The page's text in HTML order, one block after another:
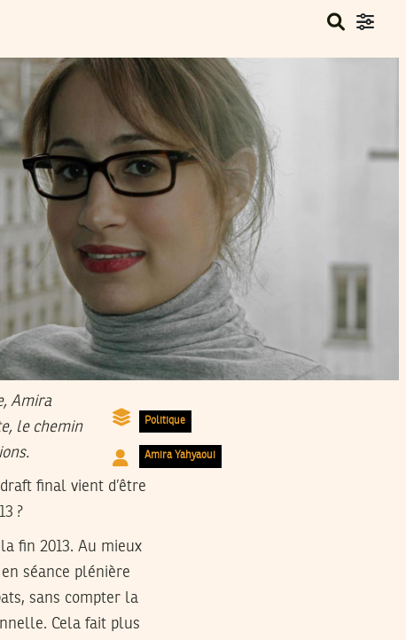
Politique
Amira Yahyaoui
Amira
le chemin
final vient d’être
?
fin 2013. Au mieux
séance plénière
sans compter la
Cela fait plus